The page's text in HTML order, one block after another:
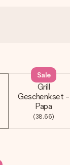
Grill
Geschenkset -
Papa
(38,66)
Sale